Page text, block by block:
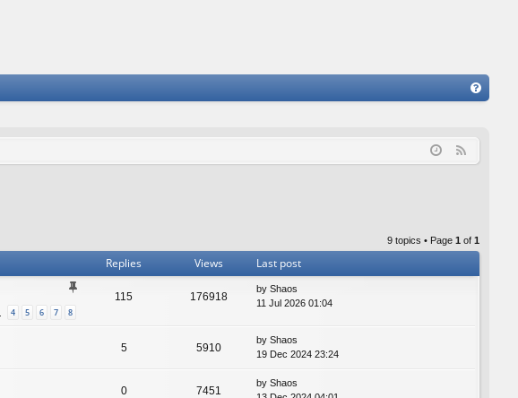
Q
9 topics • Page 1 of 1
Replies Views Last post
4 5 6 7 8
115 176918
by Shaos
11 Jul 2026 01:04
5 5910
by Shaos
19 Dec 2024 23:24
0 7451
by Shaos